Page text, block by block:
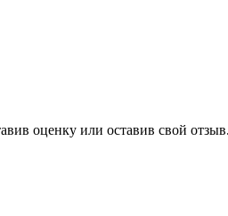
оценку или оставив свой